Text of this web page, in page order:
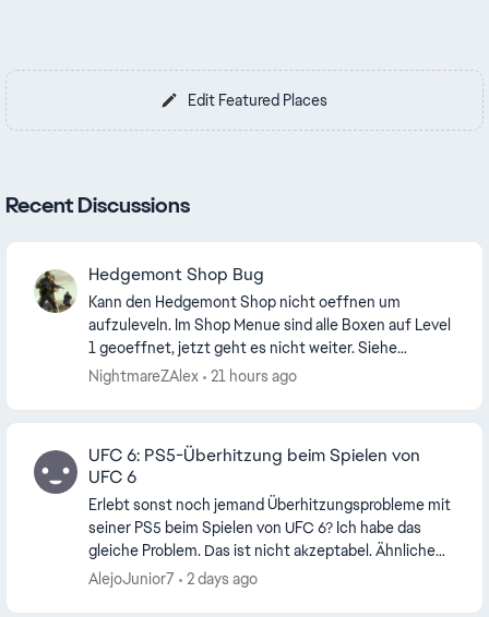
Edit Featured Places
Recent Discussions
Hedgemont Shop Bug
Kann den Hedgemont Shop nicht oeffnen um
aufzuleveln. Im Shop Menue sind alle Boxen auf Level
1 geoeffnet, jetzt geht es nicht weiter. Siehe
angehaengte Fotos. Scheint ein weit verbreiteter
NightmareZAlex 21 hours ago
UFC 6: PS5-Überhitzung beim Spielen von
UFC 6
Erlebt sonst noch jemand Überhitzungsprobleme mit
seiner PS5 beim Spielen von UFC 6? Ich habe das
gleiche Problem. Das ist nicht akzeptabel. Ähnliche
Probleme gab es in der Vergangenheit bereits bei...
AlejoJunior7 2 days ago